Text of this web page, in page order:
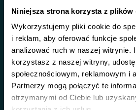
Niniejsza strona korzysta z plików
Wykorzystujemy pliki cookie do
i reklam, aby oferować funkcje
analizować ruch w naszej witrynie.
korzystasz z naszej witryny,
społecznościowym, reklamowym i
Partnerzy mogą połączyć te
otrzymanymi od Ciebie lub
Polen 2026”*”
Quelle: